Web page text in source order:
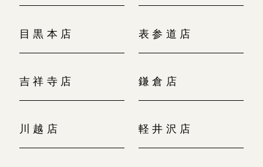
目黒本店 表参道店
吉祥寺店 鎌倉店
川越店 軽井沢店